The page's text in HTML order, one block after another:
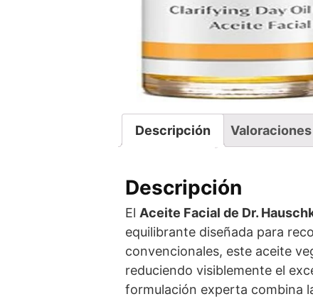
Descripción
Descripción
El Aceite Facial de Dr.
equilibrante diseñada para
convencionales, este aceite
reduciendo visiblemente el
formulación experta combina